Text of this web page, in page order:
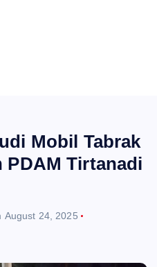
Mobil Tabrak
PDAM Tirtanadi
August 24, 2025